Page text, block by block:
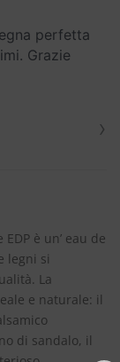
perfetta
Grazie
›
è un’ eau de
legni si
La
e naturale: il
di sandalo, il